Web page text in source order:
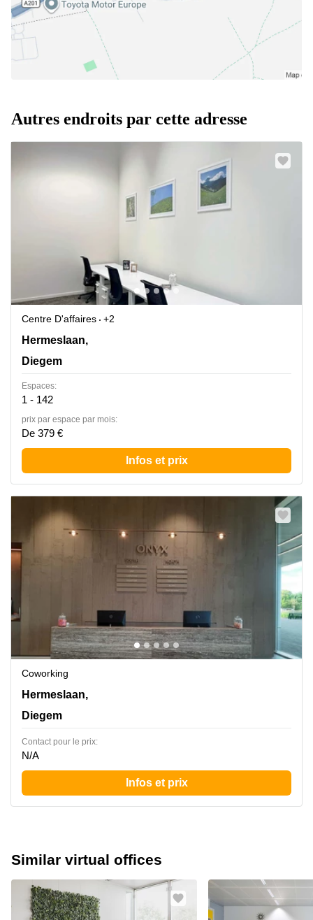
Autres endroits par cette adresse
Centre D'affaires
+2
Hermeslaan, 9, Diegem
Hermeslaan,
Diegem
Espaces:
1 - 142
prix par espace par mois:
De 379 €
Infos et prix
Coworking
Hermeslaan, 9, Diegem
Hermeslaan,
Diegem
Contact pour le prix:
N/A
Infos et prix
Similar virtual offices